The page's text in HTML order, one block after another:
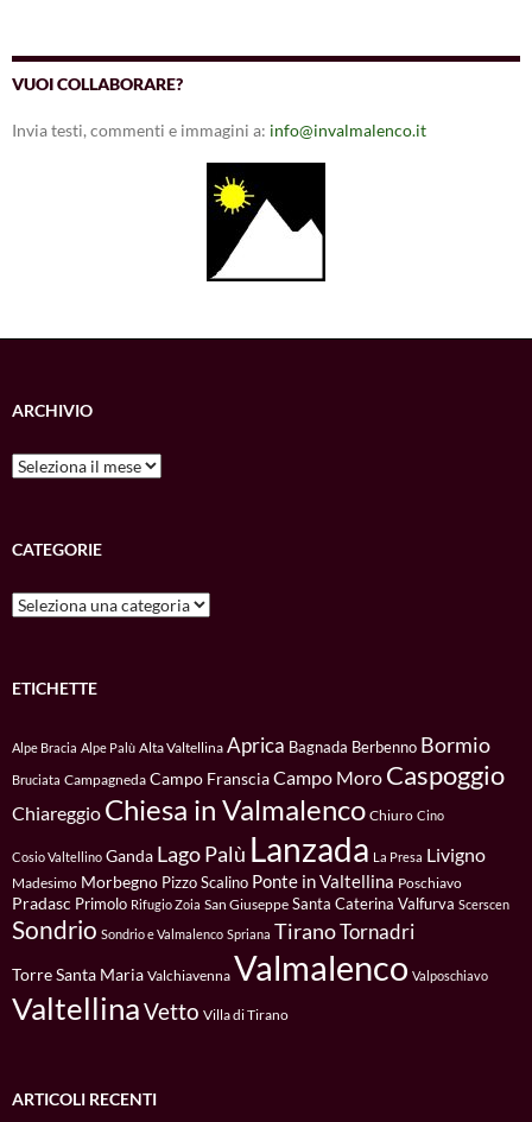
VUOI COLLABORARE?
Invia testi, commenti e immagini a: info@invalmalenco.it
ARCHIVIO
Archivio
CATEGORIE
Categorie
ETICHETTE
Alpe Bracia Alpe Palù Alta Valtellina Aprica Bagnada Berbenno Bormio
Bruciata Campagneda Campo FransciaCampo Moro Caspoggio
Chiareggio Chiesa in Valmalenco Chiuro Cino
Cosio Valtellino Ganda Lago Palù Lanzada La Presa Livigno
Madesimo Morbegno Pizzo Scalino Ponte in Valtellina Poschiavo
Pradasc Primolo Rifugio Zoia San Giuseppe Santa Caterina Valfurva Scerscen
Sondrio Sondrio e Valmalenco Spriana TiranoTornadri
Torre Santa Maria Valchiavenna Valmalenco Valposchiavo
ValtellinaVetto Villa di Tirano
ARTICOLI RECENTI